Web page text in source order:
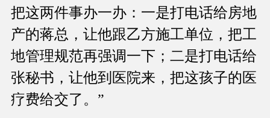
把这两件事办一办：一是打电话给房地
产的蒋总，让他跟乙方施工单位，把工
地管理规范再强调一下；二是打电话给
张秘书，让他到医院来，把这孩子的医
疗费给交了。”